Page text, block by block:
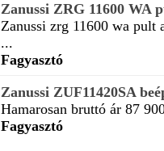
Zanussi ZRG 11600 WA
Zanussi zrg 11600 wa pult
...
Fagyasztó
Zanussi ZUF11420SA
Hamarosan bruttó ár 87
Fagyasztó